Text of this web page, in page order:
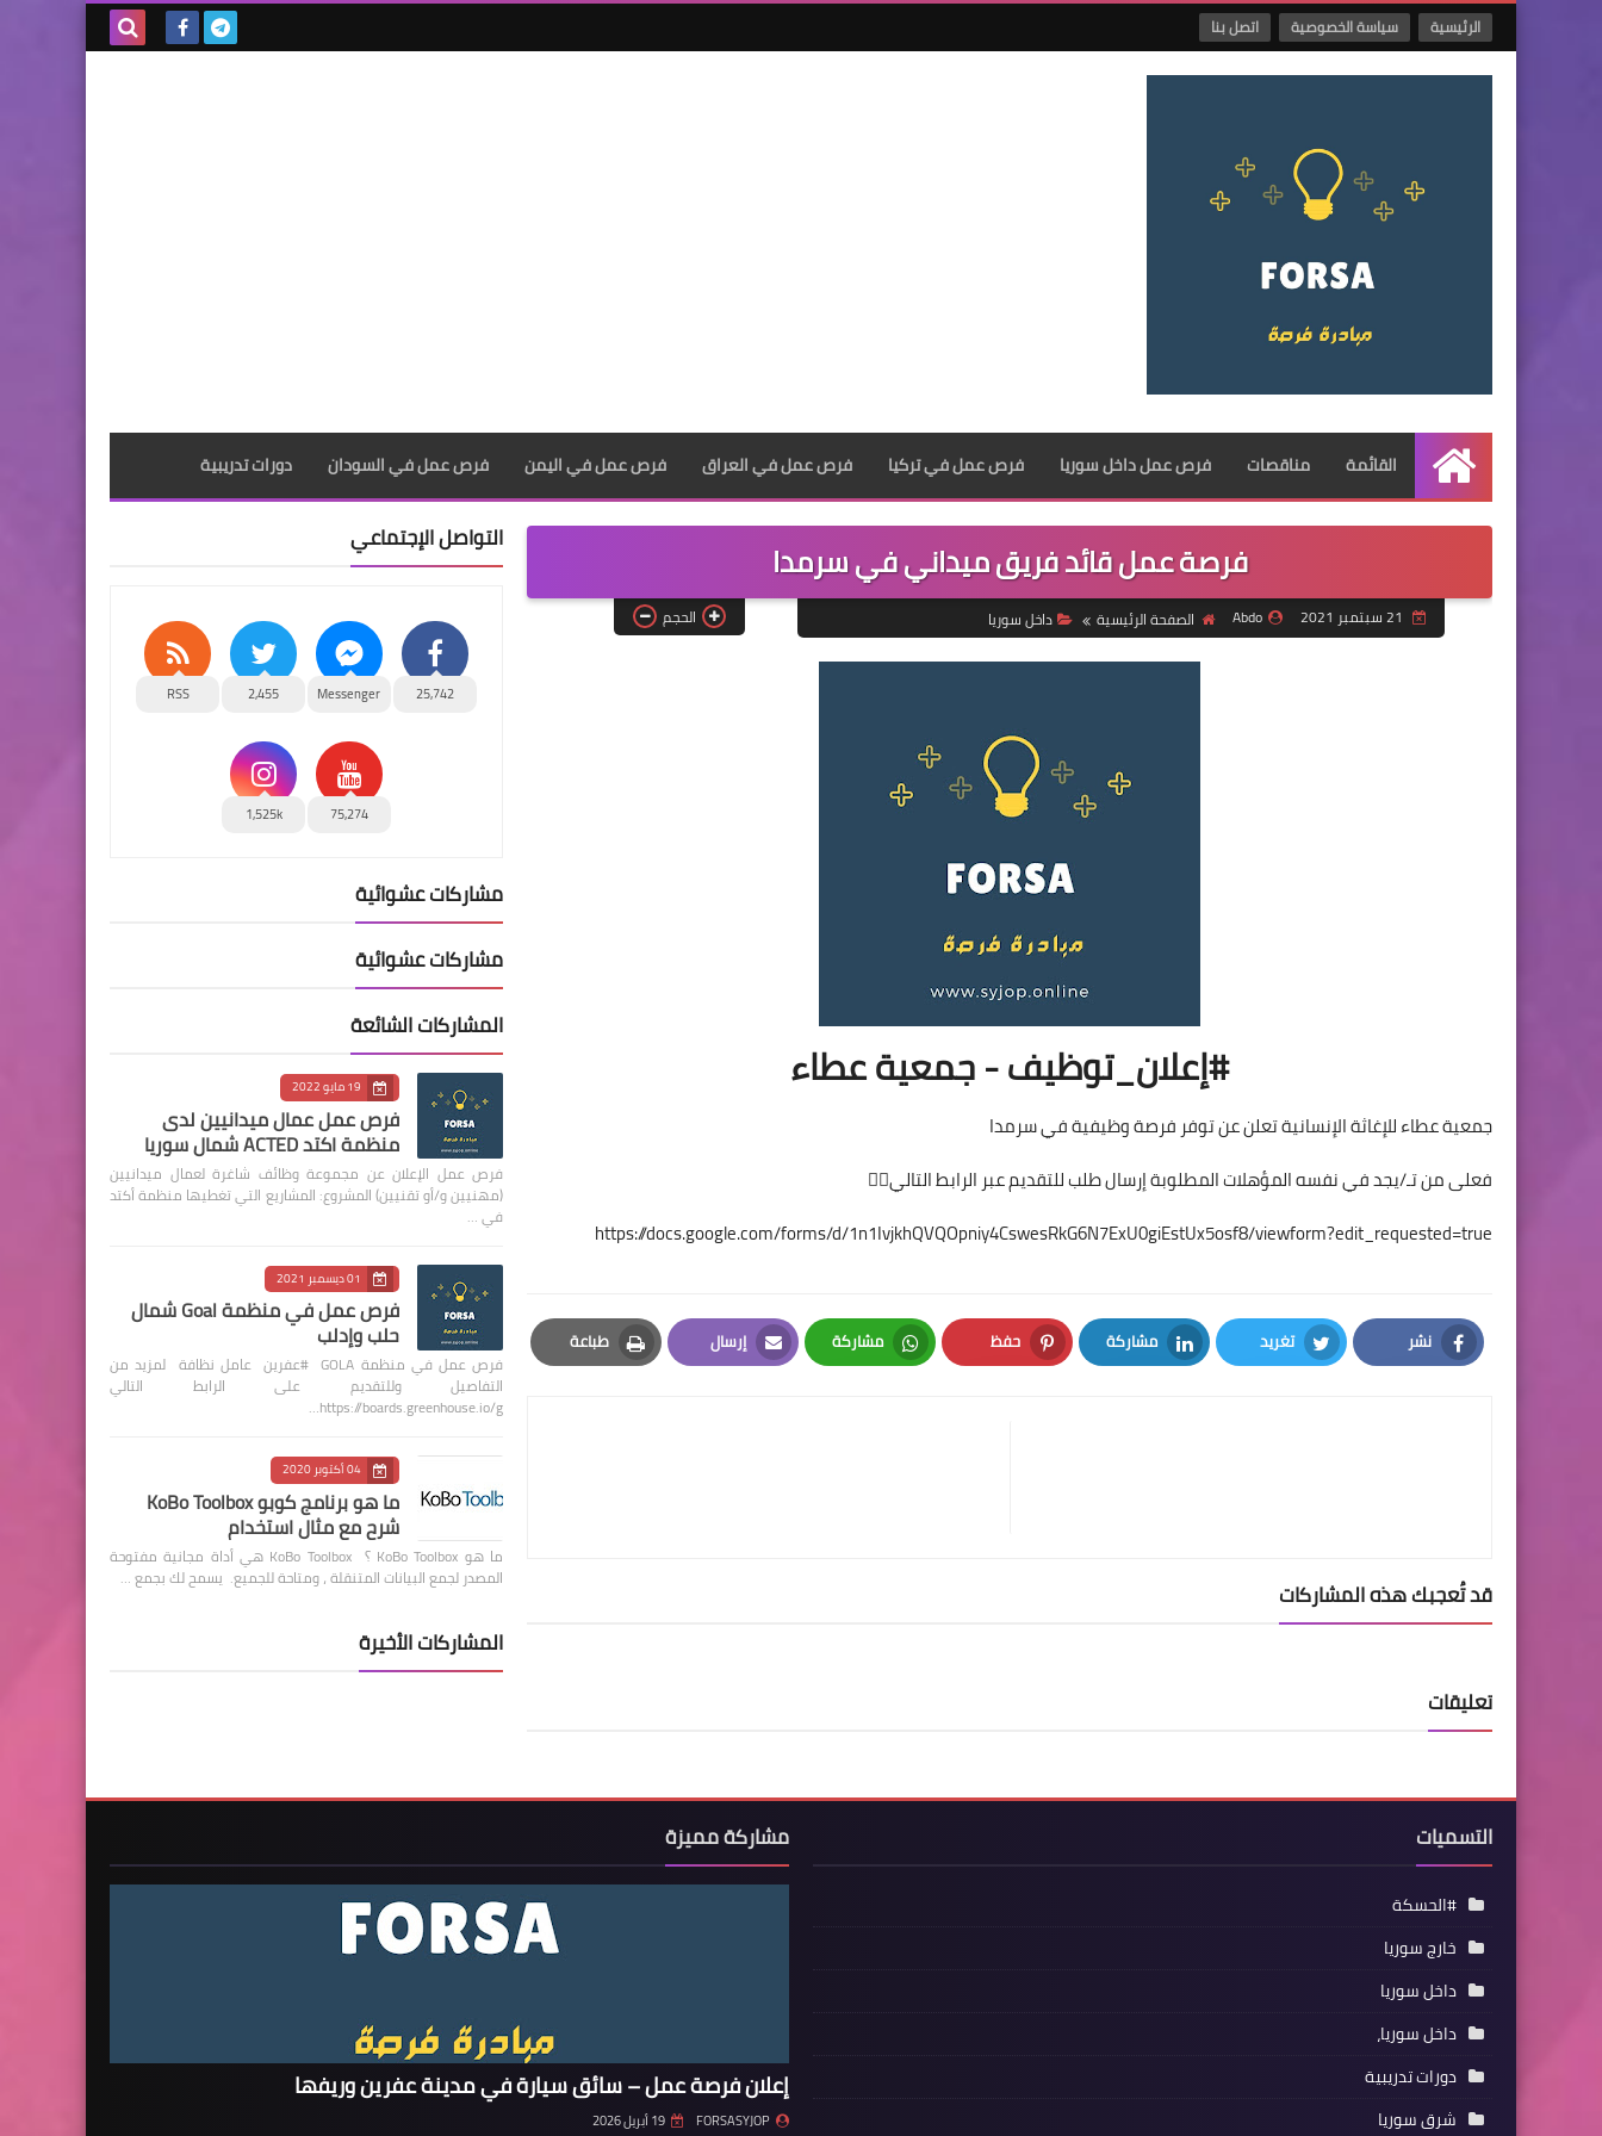
الرئيسية سياسة الخصوصية اتصل بنا
الرئيسية
القائمة مناقصات فرص عمل داخل سوريا فرص عمل في تركيا فرص عمل في العراق فرص عمل في اليمن فرص عمل في السودان دورات تدريبية
فرصة عمل قائد فريق ميداني في سرمدا
Abdo الصفحة الرئيسية داخل سوريا الحجم
#إعلان_توظيف - جمعية عطاء
جمعية عطاء للإغاثة الإنسانية تعلن عن توفر فرصة وظيفية في سرمدا
فعلى من تـ/يجد في نفسه المؤهلات المطلوبة إرسال طلب للتقديم عبر الرابط التالي👇🏻
https://docs.google.com/forms/d/1n1IvjkhQVQOpniy4CswesRkG6N7ExU0giEstUx5osf8/viewform?edit_requested=true
نشر
Facebook
تغريد
Twitter
مشاركة
LinkedIn
حفظ
Pinterest
مشاركة
Whatsapp
إرسال
Email
طباعة
Print
قد تُعجبك هذه المشاركات
تعليقات
التواصل الإجتماعي
25,742
Messenger
2,455
RSS
75,274
1,525k
مشاركات عشوائية
مشاركات عشوائية
المشاركات الشائعة
19 مايو 2022
فرص عمل عمال ميدانيين لدى
منظمة اكتد ACTED شمال سوريا
فرص عمل الإعلان عن مجموعة وظائف شاغرة لعمال ميدانيين
(مهنيين و/أو تقنيين) المشروع: المشاريع التي تغطيها منظمة أكتد
في …
01 ديسمبر 2021
فرص عمل في منظمة Goal شمال
حلب وإدلب
فرص عمل في منظمة GOLA #عفرين عامل نظافة لمزيد من
التفاصيل وللتقديم على الرابط التالي
https://boards.greenhouse.io/g…
04 أكتوبر 2020
ما هو برنامج كوبو KoBo Toolbox
شرح مع مثال استخدام
ما هو KoBo Toolbox ؟ KoBo Toolbox هي أداة مجانية مفتوحة
المصدر لجمع البيانات المتنقلة ، ومتاحة للجميع. يسمح لك بجمع …
المشاركات الأخيرة
التسميات
#الحسكة
خارج سوريا
داخل سوريا
داخل سوريا،
دورات تدريبية
شرق سوريا
مشاركة مميزة
إعلان فرصة عمل – سائق سيارة في مدينة عفرين وريفها
FORSASYJOP 19 أبريل 2026